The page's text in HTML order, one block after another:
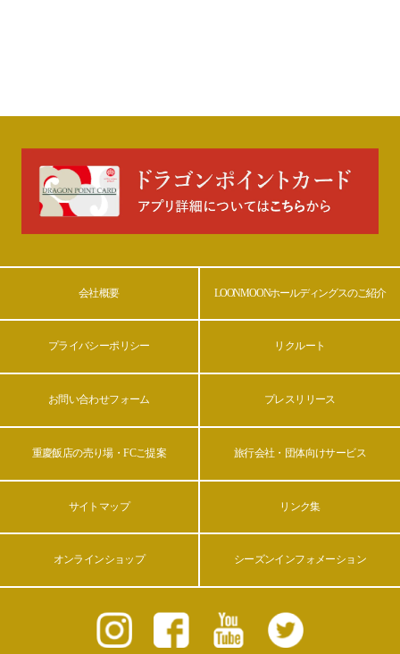
会社概要 LOONMOONホールディングスのご紹介
プライバシーポリシー リクルート
お問い合わせフォーム プレスリリース
重慶飯店の売り場・FCご提案 旅行会社・団体向けサービス
サイトマップ リンク集
オンラインショップ シーズンインフォメーション